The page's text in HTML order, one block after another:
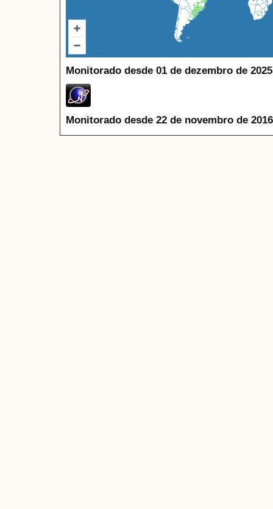
Monitorado desde 01 de dezembro de
Monitorado desde 22 de novembro de